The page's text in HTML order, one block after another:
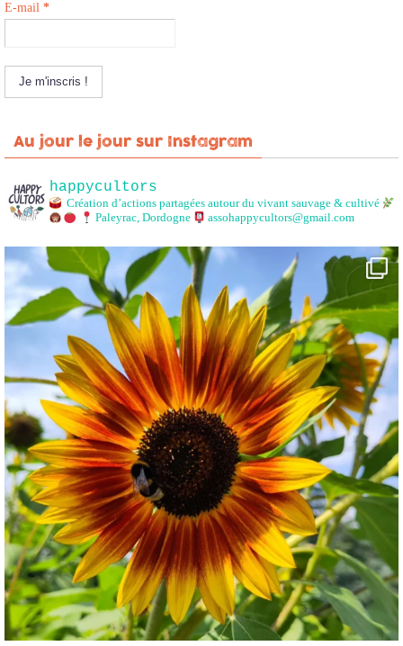
E-mail *
Au jour le jour sur Instagram
happycultors
Création d’actions partagées autour du vivant sauvage & cultivé
Paleyrac, Dordogne
assohappycultors@gmail.com